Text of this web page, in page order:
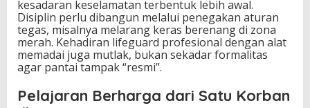
kesadaran keselamatan terbentuk lebih awal.
Disiplin perlu dibangun melalui penegakan aturan
tegas, misalnya melarang keras berenang di zona
merah. Kehadiran lifeguard profesional dengan alat
memadai juga mutlak, bukan sekadar formalitas
agar pantai tampak “resmi”.
Pelajaran Berharga dari Satu Korban